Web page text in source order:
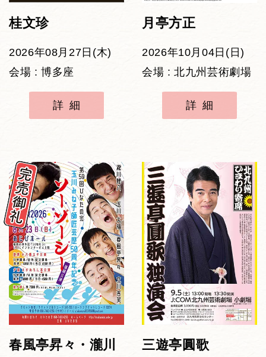
桂文珍
2026年08月27日(木)
会場 : 博多座
詳細
月亭方正
2026年10月04日(日)
会場 : 北九州芸術劇場
詳細
春風亭昇々・瀧川
三遊亭圓歌